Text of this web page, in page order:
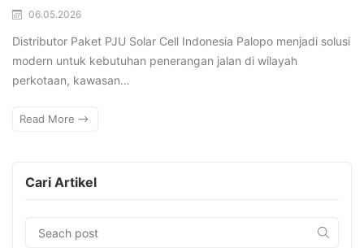
06.05.2026
Distributor Paket PJU Solar Cell Indonesia Palopo menjadi solusi
modern untuk kebutuhan penerangan jalan di wilayah
perkotaan, kawasan…
Read More
Cari Artikel